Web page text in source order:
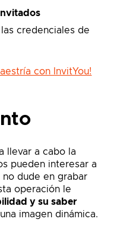
credenciales de
con InvitYou!
llevar a cabo la
pueden interesar a
dude en grabar
operación le
y su saber
imagen dinámica.